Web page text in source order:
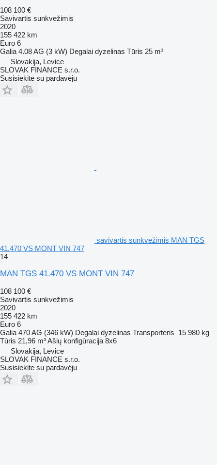
108 100 €
Savivartis sunkvežimis
2020
155 422 km
Euro 6
Galia 4.08 AG (3 kW) Degalai dyzelinas Tūris 25 m³
Slovakija, Levice
SLOVAK FINANCE s.r.o.
Susisiekite su pardavėju
savivartis sunkvežimis MAN TGS
41.470 VS MONT VIN 747
14
MAN TGS 41.470 VS MONT VIN 747
108 100 €
Savivartis sunkvežimis
2020
155 422 km
Euro 6
Galia 470 AG (346 kW) Degalai dyzelinas Transporteris 15 980 kg
Tūris 21,96 m³Ašių konfigūracija 8x6
Slovakija, Levice
SLOVAK FINANCE s.r.o.
Susisiekite su pardavėju